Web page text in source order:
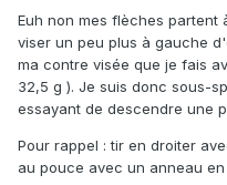
Euh non mes flèches partent
viser un peu plus à gauche
ma contre visée que je fais
32,5 g ). Je suis donc sous-
essayant de descendre une
Pour rappel : tir en droiter
au pouce avec un anneau